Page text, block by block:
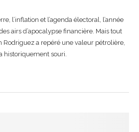
l’inflation et l’agenda électoral, l’année
airs d’apocalypse financière. Mais tout
Rodriguez a repéré une valeur pétrolière,
historiquement souri.